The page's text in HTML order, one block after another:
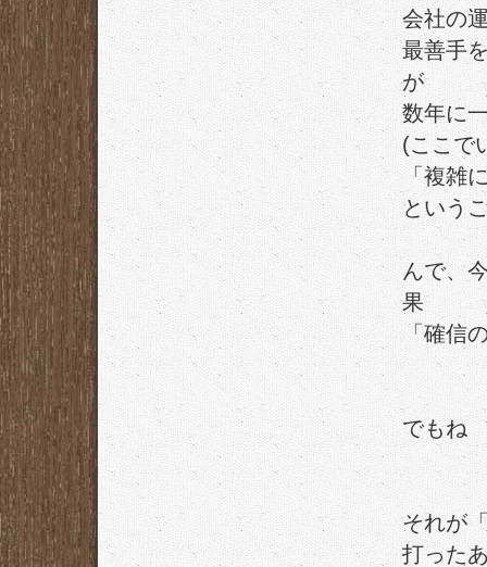
会社の
最善手
が
数年に
(ここで
「複雑
という
んで、
果
「確信
でもね
それが
打った